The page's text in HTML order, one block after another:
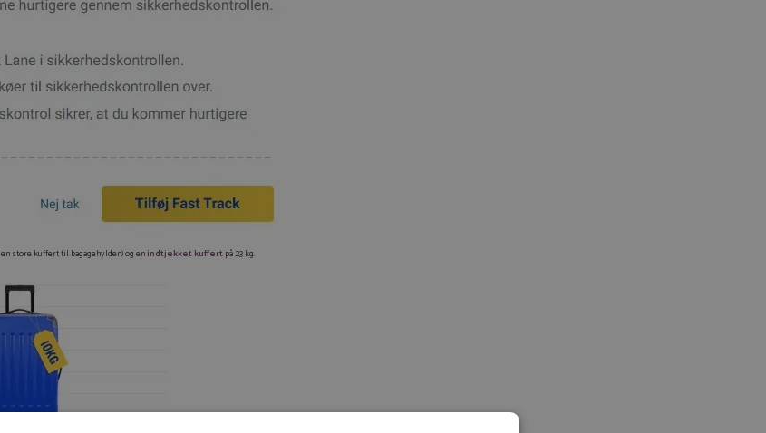
store kuffert til bagagehylden) og enindtjekket kuffertpå 23 kg.